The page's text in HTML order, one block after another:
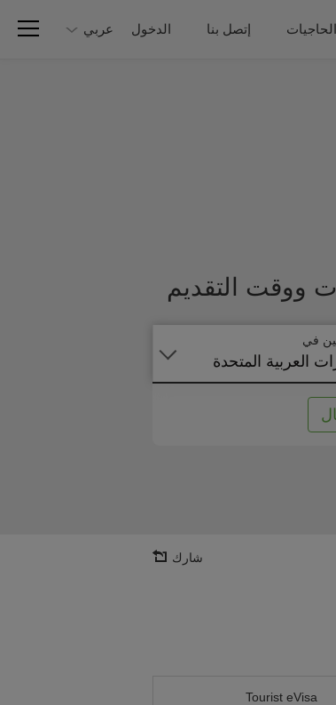
الحاجيات إتصل بنا الدخول عربي
ووقت التقديم
في
العربية المتحدة
شارك
Tourist eVisa